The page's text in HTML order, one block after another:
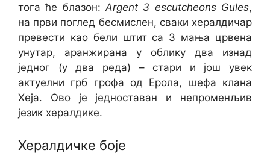
тога ће блазон: Argent 3 escutcheons Gules,
на први поглед бесмислен, сваки хералдичар
превести као бели штит са 3 мања црвена
унутар, аранжирана у облику два изнад
једног (у два реда) – стари и још увек
актуелни грб грофа од Ерола, шефа клана
Хеја. Ово је једноставан и непроменљив
језик хералдике.
Хералдичке боје